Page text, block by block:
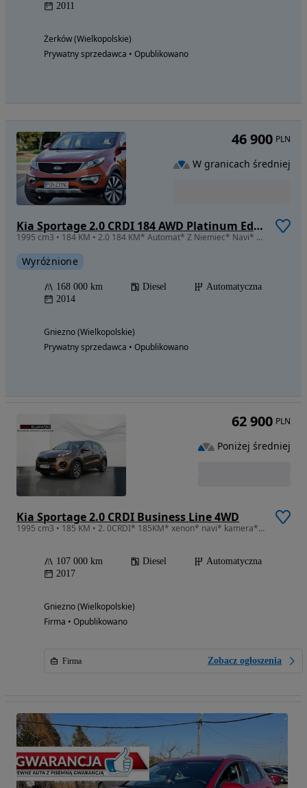
2011
Żerków (Wielkopolskie)
Prywatny sprzedawca • Opublikowano
Kia Sportage 2.0 CRDI 184 AWD Platinum Edition
1995 cm3 • 184 KM • 2.0 184 KM* Automat* Z Niemiec* Navi* Kamera*Grzane fotele* Nowe opony
Wyróżnione
168 000 km Diesel
Automatyczna
2014
Gniezno (Wielkopolskie)
Prywatny sprzedawca • Opublikowano
46 900 PLN
W granicach średniej
Kia Sportage 2.0 CRDI Business Line 4WD
1995 cm3 • 185 KM • 2. 0CRDI* 185KM* xenon* navi* kamera* 107000km
107 000 km Diesel
Automatyczna
2017
Gniezno (Wielkopolskie)
Firma • Opublikowano
Firma Zobacz ogłoszenia
62 900 PLN
Poniżej średniej